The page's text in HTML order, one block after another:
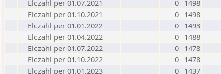
Elozahl per 01.07.2021
0
1498
Elozahl per 01.10.2021
0
1498
Elozahl per 01.01.2022
0
1493
Elozahl per 01.04.2022
0
1488
Elozahl per 01.07.2022
0
1478
Elozahl per 01.10.2022
0
1478
Elozahl per 01.01.2023
0
1437